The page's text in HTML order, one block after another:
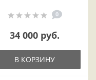
0
34 000 руб.
В КОРЗИНУ